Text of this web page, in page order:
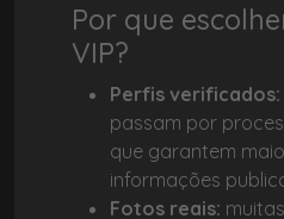
Por que
VIP?
Perfis verificados:
passam por
que garantem
informações
Fotos reais: